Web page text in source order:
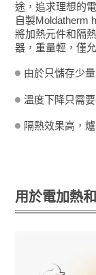
途，追求理想的
自製Moldatherm
將加熱元件和隔
器，重量輕，僅
由於只儲存少
溫度下降只需
隔熱效果高，
用於電加熱